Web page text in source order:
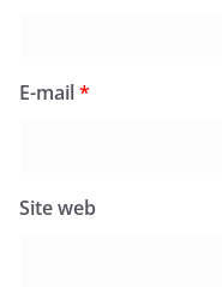
E-mail*
Site web